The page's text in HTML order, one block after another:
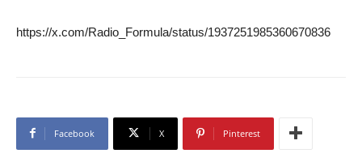
https://x.com/Radio_Formula/status/1937251985360670836
Facebook X Pinterest